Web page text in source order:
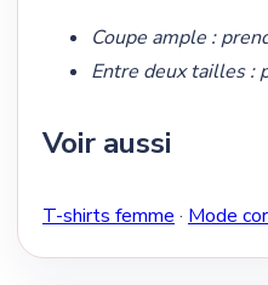
Coupe ample :
Entre deux tailles :
Voir aussi
T-shirts femme · Mode